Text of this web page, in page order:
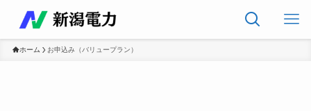
ホーム お申込み（バリュープラン）